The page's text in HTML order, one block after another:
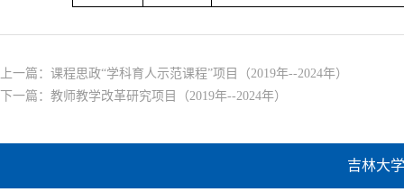
上一篇： 课程思政“学科育人示范课程”项目（2019年--2024年）
下一篇： 教师教学改革研究项目（2019年--2024年）
吉林大